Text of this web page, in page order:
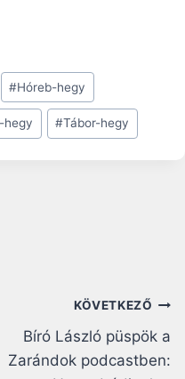
#Hóreb-hegy
hegy #Tábor-hegy
KÖVETKEZŐ
Bíró László püspök a
Zarándok podcastben: